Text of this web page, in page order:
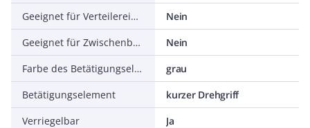
Geeignet für Verteilereinbau
Nein
Geeignet für Zwischenbau
Nein
Farbe des Betätigungselements
grau
Betätigungselement
kurzer Drehgriff
Verriegelbar
Ja